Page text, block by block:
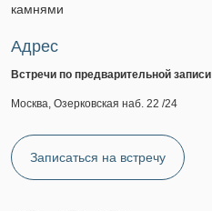
камнями
Адрес
Встречи по предварительной записи
Москва, Озерковская наб. 22 /24
Записаться на встречу